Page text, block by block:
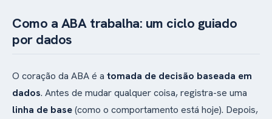
Como a ABA trabalha: um ciclo guiado
por dados
O coração da ABA é a tomada de decisão baseada em
dados. Antes de mudar qualquer coisa, registra-se uma
linha de base(como o comportamento está hoje). Depois,